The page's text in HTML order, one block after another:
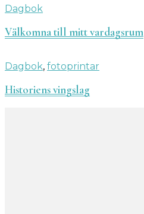
Dagbok
Välkomna till mitt vardagsrum
Dagbok, fotoprintar
Historiens vingslag